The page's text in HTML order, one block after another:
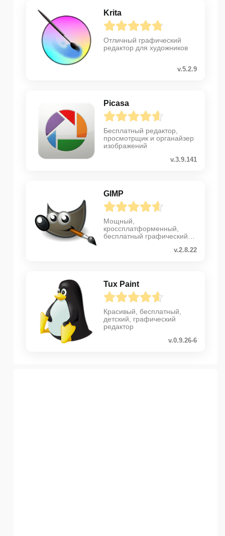
Krita
Отличный графический
редактор для художников
v.5.2.9
Picasa
Бесплатный редактор,
просмотрщик и органайзер
изображений
v.3.9.141
GIMP
Мощный,
кроссплатформенный,
бесплатный графический
v.2.8.22
Tux Paint
Красивый, бесплатный,
детский, графический
редактор
v.0.9.26-6